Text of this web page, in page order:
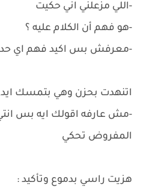
-اللي مزعلني اني حكيت
-هو فهم أن الكلام عليه ؟
-معرفش بس اكيد فهم اي حد
اتنهدت بحزن وهي بتمسك
-مش عارفه اقولك ايه بس
المفروض تحكي
هزيت راسي بدموع وتأكيد :